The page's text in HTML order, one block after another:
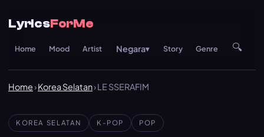
LyricsForMe
Home Mood Artist Negara▾ Story Genre 🔍
Home›Korea Selatan› LE SSERAFIM
KOREA SELATAN K-POP POP